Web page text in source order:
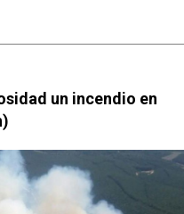
un incendio en